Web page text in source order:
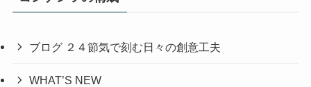
ブログ ２４節気で刻む日々の創意工夫
WHAT’S NEW